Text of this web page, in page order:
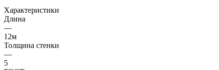
Характеристики
Длина
—
12м
Толщина стенки
—
5